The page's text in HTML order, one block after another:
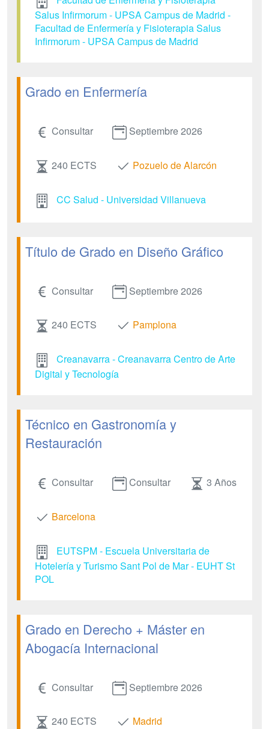
Salus Infirmorum - UPSA Campus de Madrid -
Facultad de Enfermería y Fisioterapia Salus
Infirmorum - UPSA Campus de Madrid
Grado en Enfermería
Consultar Septiembre 2026
240 ECTS Pozuelo de Alarcón
CC Salud - Universidad Villanueva
Título de Grado en Diseño Gráfico
Consultar Septiembre 2026
240 ECTS Pamplona
Creanavarra - Creanavarra Centro de Arte
Digital y Tecnología
Técnico en Gastronomía y
Restauración
Consultar Consultar 3 Años
Barcelona
EUTSPM - Escuela Universitaria de
Hotelería y Turismo Sant Pol de Mar - EUHT St
POL
Grado en Derecho + Máster en
Abogacía Internacional
Consultar Septiembre 2026
240 ECTS Madrid